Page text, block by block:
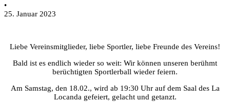
•
25. Januar 2023
Liebe Vereinsmitglieder, liebe Sportler, liebe Freunde des Vereins!
Bald ist es endlich wieder so weit: Wir können unseren berühmt
berüchtigten Sportlerball wieder feiern.
Am Samstag, den 18.02., wird ab 19:30 Uhr auf dem Saal des La
Locanda gefeiert, gelacht und getanzt.